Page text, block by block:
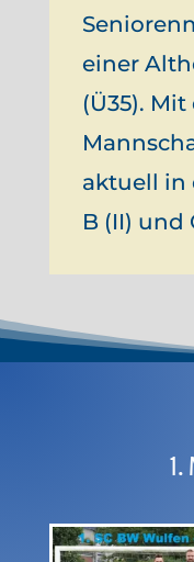
einer
(Ü35).
aktuell in
B (II) und